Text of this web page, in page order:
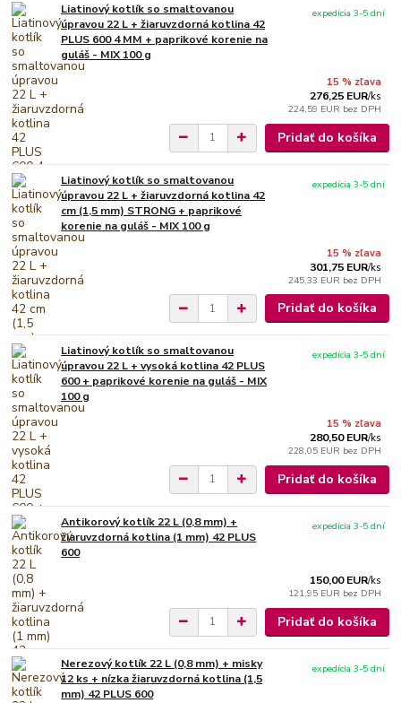
Liatinový kotlík so smaltovanou
úpravou 22 L + žiaruvzdorná kotlina 42
PLUS 600 4 MM + paprikové korenie na
guláš - MIX 100 g
15 % zľava
276,25 EUR/ks
224,59 EUR bez DPH
expedícia 3-5 dní
Pridať do košíka
Liatinový kotlík so smaltovanou
úpravou 22 L + žiaruvzdorná kotlina 42
cm (1,5 mm) STRONG + paprikové
korenie na guláš - MIX 100 g
15 % zľava
301,75 EUR/ks
245,33 EUR bez DPH
expedícia 3-5 dní
Pridať do košíka
Liatinový kotlík so smaltovanou
úpravou 22 L + vysoká kotlina 42 PLUS
600 + paprikové korenie na guláš - MIX
100 g
15 % zľava
280,50 EUR/ks
228,05 EUR bez DPH
expedícia 3-5 dní
Pridať do košíka
Antikorový kotlík 22 L (0,8 mm) +
žiaruvzdorná kotlina (1 mm) 42 PLUS
600
150,00 EUR/ks
121,95 EUR bez DPH
expedícia 3-5 dní
Pridať do košíka
Nerezový kotlík 22 L (0,8 mm) + misky
12 ks + nízka žiaruvzdorná kotlina (1,5
mm) 42 PLUS 600
expedícia 3-5 dní